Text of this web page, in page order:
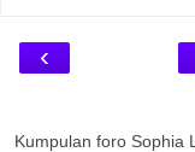
‹
Kumpulan foro Sophia